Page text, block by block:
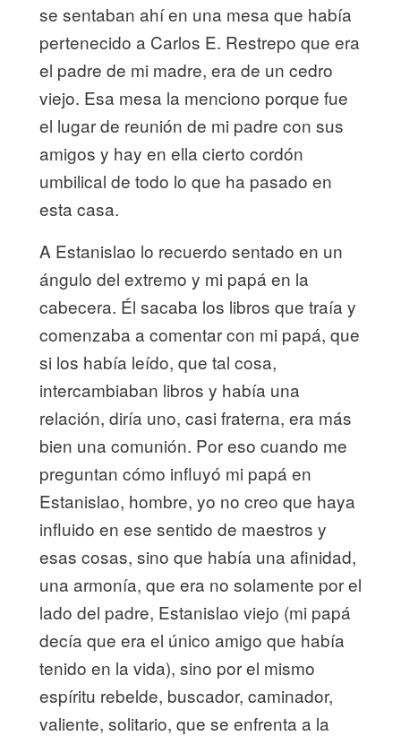
se sentaban ahí en una mesa que había
pertenecido a Carlos E. Restrepo que era
el padre de mi madre, era de un cedro
viejo. Esa mesa la menciono porque fue
el lugar de reunión de mi padre con sus
amigos y hay en ella cierto cordón
umbilical de todo lo que ha pasado en
esta casa.
A Estanislao lo recuerdo sentado en un
ángulo del extremo y mi papá en la
cabecera. Él sacaba los libros que traía y
comenzaba a comentar con mi papá, que
si los había leído, que tal cosa,
intercambiaban libros y había una
relación, diría uno, casi fraterna, era más
bien una comunión. Por eso cuando me
preguntan cómo influyó mi papá en
Estanislao, hombre, yo no creo que haya
influido en ese sentido de maestros y
esas cosas, sino que había una afinidad,
una armonía, que era no solamente por el
lado del padre, Estanislao viejo (mi papá
decía que era el único amigo que había
tenido en la vida), sino por el mismo
espíritu rebelde, buscador, caminador,
valiente, solitario, que se enfrenta a la